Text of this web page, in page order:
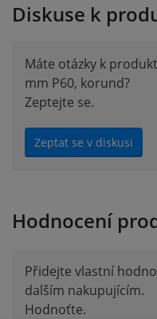
Diskuse k
Máte otázky k
mm P60, korund?
Zeptejte se.
Zeptat se v diskusi
Hodnocení
Přidejte vlastní
dalším nakupujícím.
Hodnoťte.